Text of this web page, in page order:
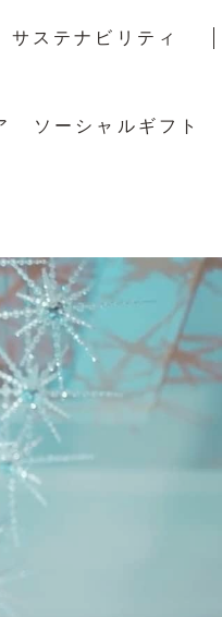
サステナビリティ
ソーシャルギフト